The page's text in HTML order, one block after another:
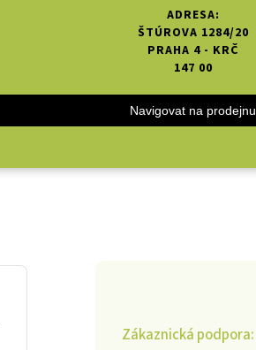
Zákaznická podpora:
ADRESA:
ŠTÚROVA 1284/20
PRAHA 4 - KRČ
147 00
Navigovat na prodejnu